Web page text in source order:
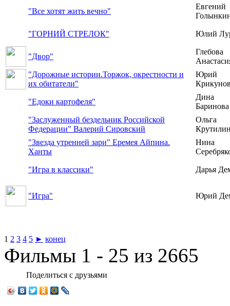
"Все хотят жить вечно"
Евгений
"ГОРНИЙ СТРЕЛОК" Юлий
"Двор"
Глебова
"Дорожные истории.Торжок, окрестности и
их обитатели"
Юрий
"Едоки картофеля"
Дина
Баринова
"Заслуженный бездельник Российской
Федерации" Валерий Сировский
Ольга
"Звезда утренней зари" Еремея Айпина.
Ханты
Нина
"Игра в классики" Дарья
"Игра" Юрий
1 2 3 4 5 ► конец
Фильмы 1 - 25 из 2665
Поделиться с друзьями